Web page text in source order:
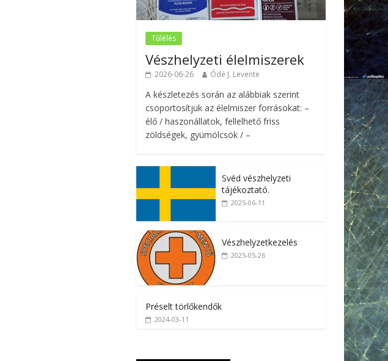
Túlélés
Vészhelyzeti élelmiszerek
2026-06-26 Ódé J. Levente
A készletezés során az alábbiak szerint
csoportosítjuk az élelmiszer forrásokat: –
élő / haszonállatok, fellelhető friss
zöldségek, gyümölcsök / –
Svéd vészhelyzeti
tájékoztató.
2025-06-11
Vészhelyzetkezelés
2025-05-26
Préselt törlőkendők
2024-03-11